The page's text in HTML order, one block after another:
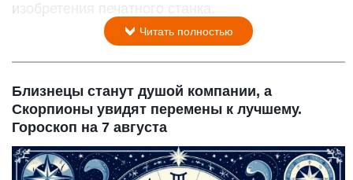
изобретения печатного станка.
Читать полностью
Близнецы станут душой компании, а
Скорпионы увидят перемены к лучшему.
Гороскоп на 7 августа